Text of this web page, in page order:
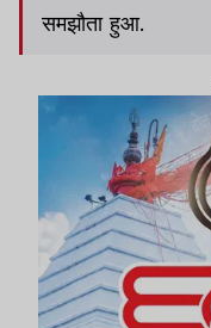
समझौता हुआ.